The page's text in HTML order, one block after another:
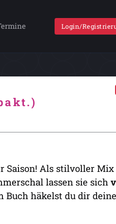
Login/
Saison! Als stilvoller Mix
lassen sie sich
Buch häkelst du dir deine